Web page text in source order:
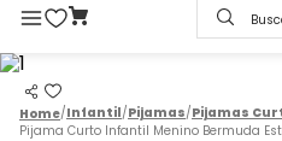
Buscar
Infantil Pijamas Pijamas
Pijama Curto Infantil Menino Bermuda